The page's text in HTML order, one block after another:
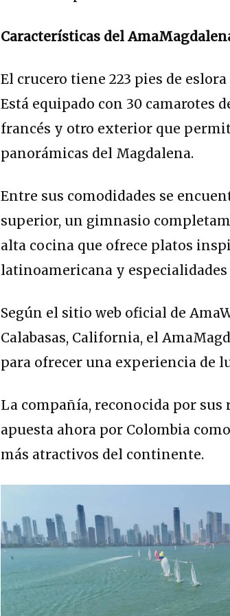
Características del
El crucero tiene 223 pies de
Está equipado con 30 camarotes
francés y otro exterior que
panorámicas del Magdalena.
Entre sus comodidades se
superior, un gimnasio
alta cocina que ofrece platos
latinoamericana y
Según el sitio web oficial de
Calabasas, California, el
para ofrecer una experiencia de
La compañía, reconocida por sus
apuesta ahora por Colombia
más atractivos del continente.